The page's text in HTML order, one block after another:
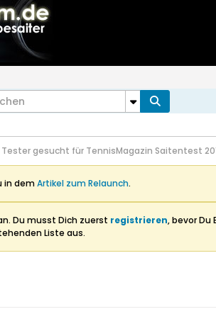
Tester gesucht für TennisMagazin Saitentest
in demArtikel zum Relaunch.
Du musst Dich zuerst registrieren, bevor Du
Liste aus.